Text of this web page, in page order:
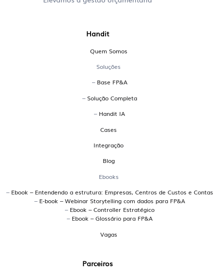
Perguntas Frequentes
sobre a Handit
O que é uma plataforma EPM?
Trata-se de uma plataforma que integra planejamento,
orçamento, forecast, análises de desempenho e reporting
em um só ambiente. A Handit é uma plataforma EPM
precisam de uma gestão financeira colaborativa,
conectada ao ERP e com múltiplos cenários de
Quais os principais sistemas
brasileiros para planejamento
orçamentário?
planejamento orçamentário, utilizada por grandes
empresas para conectar dados, simular cenários e
Handit
Quem Somos
Soluções
– Base FP&A
–Solução Completa
– Handit IA
Cases
Integração
Blog
Ebooks
– Ebook – Entendendo a estrutura: Empresas, Centros de Custos e Contas
– E-book – Webinar Storytelling com dados para FP&A
– Ebook – Controller Estratégico
– Ebook – Glossário para FP&A
Vagas
Parceiros